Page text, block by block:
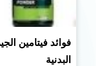
فوائد فيتامين
البدنية